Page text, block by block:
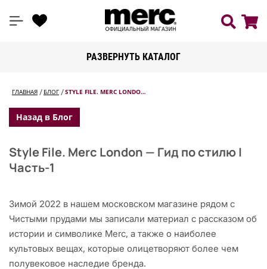
РАЗВЕРНУТЬ КАТАЛОГ
ГЛАВНАЯ БЛОГ STYLE FILE. MERC LONDO…
Style File. Merc London — Гид по стилю |
Часть-1
Назад в Блог
Зимой 2022 в нашем московском магазине рядом с
Чистыми прудами мы записали материал с рассказом об
истории и символике Merc, а также о наиболее
культовых вещах, которые олицетворяют более чем
полувековое наследие бренда.